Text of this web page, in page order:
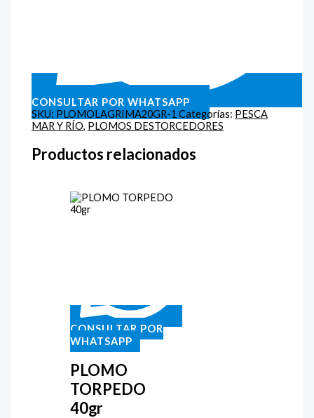
CONSULTAR POR WHATSAPP
SKU: PLOMOLAGRIMA20GR-1 Categorías: PESCA
MAR Y RÍO, PLOMOS DESTORCEDORES
Productos relacionados
CONSULTAR POR
WHATSAPP
PLOMO
TORPEDO
40gr